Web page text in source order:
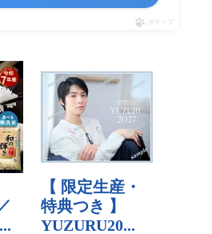
ポチップ